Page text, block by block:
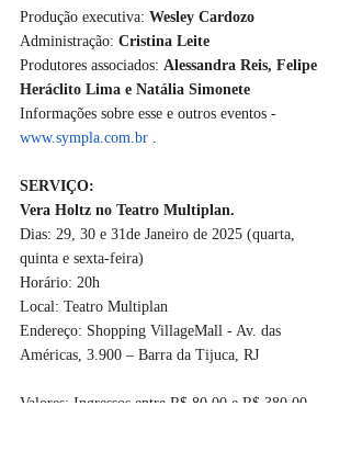
Produção executiva: Wesley Cardozo
Administração: Cristina Leite
Produtores associados: Alessandra Reis, Felipe
Heráclito Lima e Natália Simonete
Informações sobre esse e outros eventos -
www.sympla.com.br .
SERVIÇO:
Vera Holtz no Teatro Multiplan.
Dias: 29, 30 e 31de Janeiro de 2025 (quarta,
quinta e sexta-feira)
Horário: 20h
Local: Teatro Multiplan
Endereço: Shopping VillageMall - Av. das
Américas, 3.900 – Barra da Tijuca, RJ
Valores: Ingressos entre R$ 80,00 e R$ 380,00